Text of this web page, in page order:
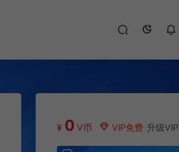
¥ 0 V币 VIP免费 升级VIP